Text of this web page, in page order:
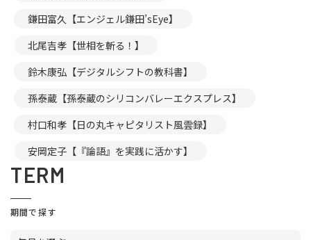
鎌田富久【エンジェル鎌田’sEye】
北尾吉孝【世相を斬る！】
鈴木康弘【デジタルシフトの教科書】
孫泰蔵【孫泰蔵のシリコンバレーエクスプレス】
村口和孝【日の丸キャピタリスト風雲録】
安岡定子【『論語』を実践に活かす】
TERM
期間で探す